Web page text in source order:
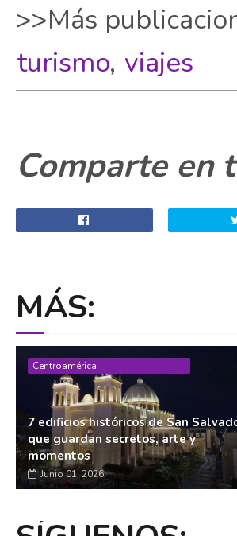
>>Más
turismo, viajes
Comparte en
MÁS:
Centroamérica
7 edificios históricos de San
que guardan secretos, arte y
momentos
Junio 01, 2026